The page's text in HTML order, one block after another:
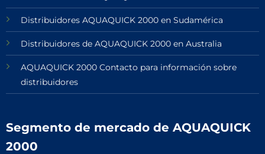
Distribuidores AQUAQUICK 2000 en Sudamérica
Distribuidores de AQUAQUICK 2000 en Australia
AQUAQUICK 2000 Contacto para información sobre
distribuidores
Segmento de mercado de AQUAQUICK
2000